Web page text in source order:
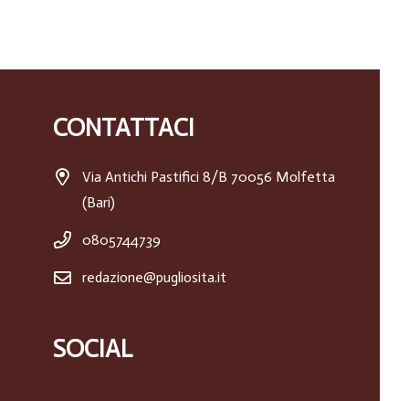
CONTATTACI
Via Antichi Pastifici 8/B 70056 Molfetta
(Bari)
0805744739
redazione@pugliosita.it
SOCIAL